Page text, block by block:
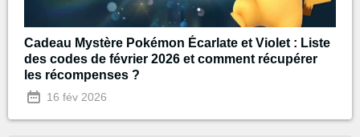
Cadeau Mystère Pokémon Écarlate et Violet : Liste
des codes de février 2026 et comment récupérer
les récompenses ?
16 fév 2026